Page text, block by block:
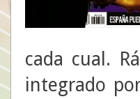
cada cual.
integrado